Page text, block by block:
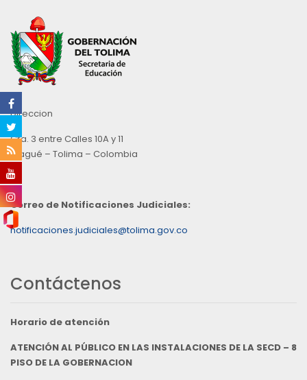
Direccion
Cra. 3 entre Calles 10A y 11
Ibagué – Tolima – Colombia
Correo de Notificaciones Judiciales:
notificaciones.judiciales@tolima.gov.co
Contáctenos
Horario de atención
ATENCIÓN AL PÚBLICO EN LAS INSTALACIONES DE LA SECD – 8
PISO DE LA GOBERNACION